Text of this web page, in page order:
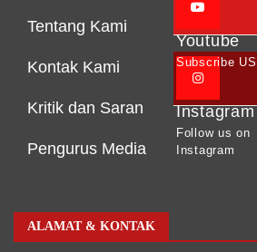
Tentang Kami
Kontak Kami
Kritik dan Saran
Pengurus Media
Youtube
Subscribe US
Instagram
Follow us on
Instagram
ALAMAT & KONTAK